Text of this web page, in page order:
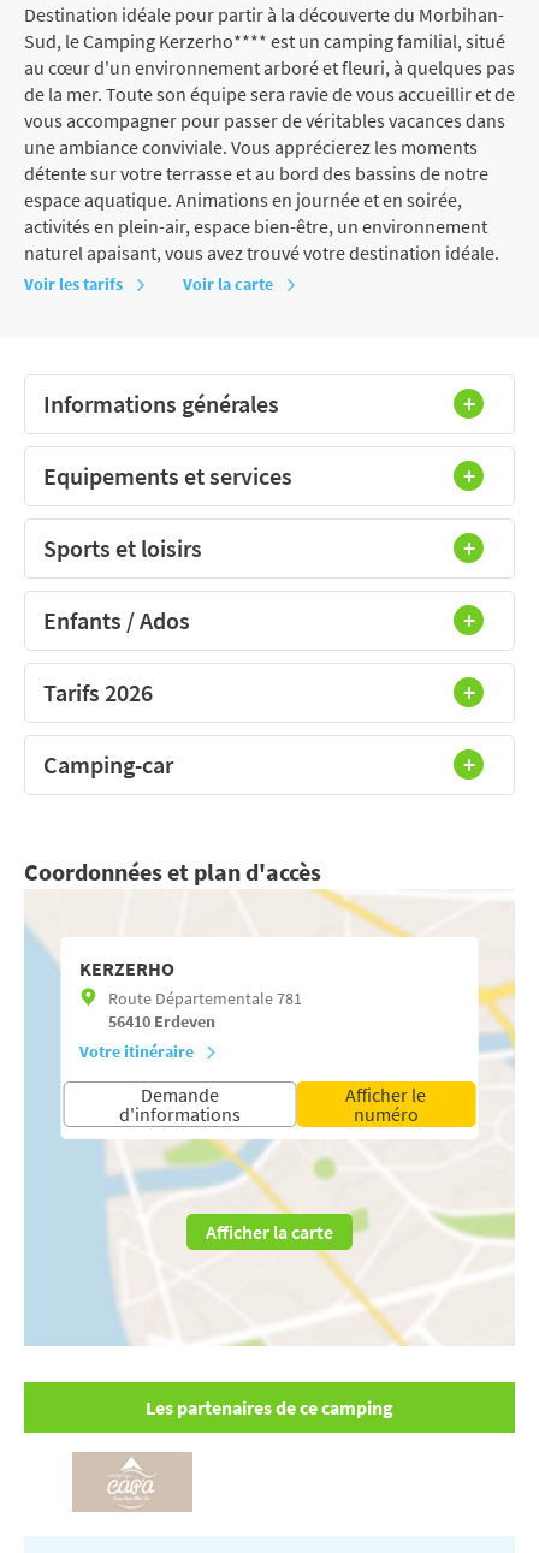
Destination idéale pour partir à la découverte du Morbihan-
Sud, le Camping Kerzerho**** est un camping familial, situé
au cœur d'un environnement arboré et fleuri, à quelques pas
de la mer. Toute son équipe sera ravie de vous accueillir et de
vous accompagner pour passer de véritables vacances dans
une ambiance conviviale. Vous apprécierez les moments
détente sur votre terrasse et au bord des bassins de notre
espace aquatique. Animations en journée et en soirée,
activités en plein-air, espace bien-être, un environnement
naturel apaisant, vous avez trouvé votre destination idéale.
Voir les tarifs Voir la carte
Informations générales
Equipements et services
Sports et loisirs
Enfants / Ados
Tarifs 2026
Camping-car
Coordonnées et plan d'accès
KERZERHO
Route Départementale 781
56410 Erdeven
Votre itinéraire
Demande
d'informations
Afficher le
numéro
Afficher la carte
Les partenaires de ce camping